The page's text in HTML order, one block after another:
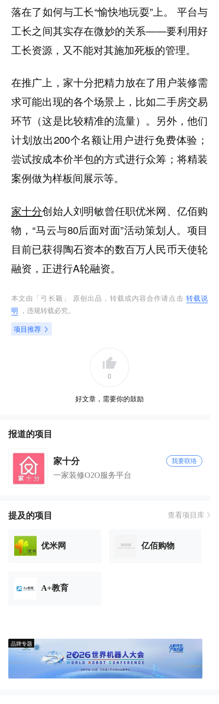
落在了如何与工长“愉快地玩耍”上。 平台与
工长之间其实存在微妙的关系——要利用好
工长资源，又不能对其施加死板的管理。
在推广上，家十分把精力放在了用户装修需
求可能出现的各个场景上，比如二手房交易
环节（这是比较精准的流量）。另外，他们
计划放出200个名额让用户进行免费体验；
尝试按成本价半包的方式进行众筹；将精装
案例做为样板间展示等。
家十分创始人刘明敏曾任职优米网、亿佰购
物，“马云与80后面对面”活动策划人。项目
目前已获得陶石资本的数百万人民币天使轮
融资，正进行A轮融资。
本文由「 弓长颖 」 原创出品，转载或内容合作请点击 转载说
明 ，违规转载必究。
项目推荐
0
好文章，需要你的鼓励
报道的项目
家十分 我要联络
一家装修O2O服务平台
提及的项目 查看项目库
优米网 亿佰购物
A+教育
品牌专题